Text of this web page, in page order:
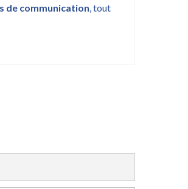
de communication, tout